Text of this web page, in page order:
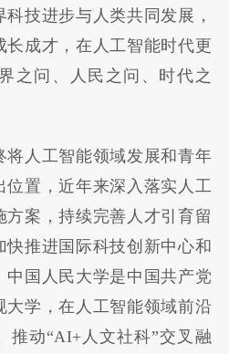
技进步与人类共同发展，
长成才，在人工智能时代更
之问、人民之问、时代之
将人工智能领域发展和青年
位置，近年来深入落实人工
方案，持续完善人才引育留
快推进国际科技创新中心和
中国人民大学是中国共产党
大学，在人工智能领域前沿
推动“AI+人文社科”交叉融